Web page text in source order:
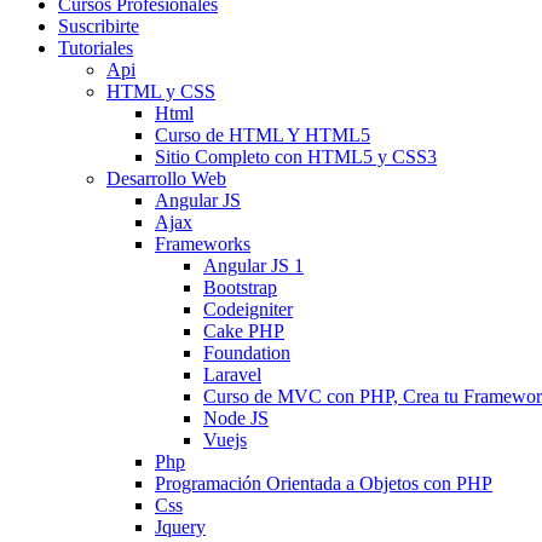
Cursos Profesionales
Suscribirte
Tutoriales
Api
HTML y CSS
Html
Curso de HTML Y HTML5
Sitio Completo con HTML5 y CSS3
Desarrollo Web
Angular JS
Ajax
Frameworks
Angular JS 1
Bootstrap
Codeigniter
Cake PHP
Foundation
Laravel
Curso de MVC con PHP, Crea tu
Node JS
Vuejs
Php
Programación Orientada a Objetos con PHP
Css
Jquery